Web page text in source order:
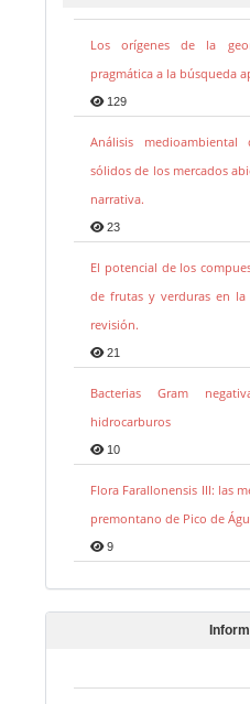
Los orígenes de la
pragmática a la búsqueda
129
Análisis
sólidos de los mercados
narrativa.
23
El potencial de los
de frutas y verduras en
revisión.
21
Bacterias Gram
hidrocarburos
10
Flora Farallonensis III: las
premontano de Pico de
9